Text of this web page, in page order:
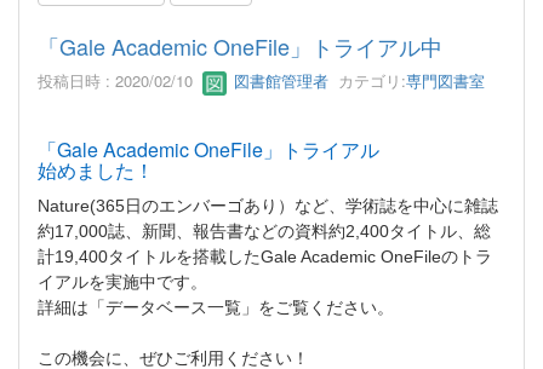
「Gale Academic OneFile」トライアル中
投稿日時 : 2020/02/10 図書館管理者 カテゴリ:専門図書室
「Gale Academic OneFile」トライアル
始めました！
Nature(365日のエンバーゴあり）など、学術誌を中心に雑誌
約17,000誌、新聞、報告書などの資料約2,400タイトル、総
計19,400タイトルを搭載したGale Academic OneFileのトラ
イアルを実施中です。
詳細は「データベース一覧」をご覧ください。
この機会に、ぜひご利用ください！